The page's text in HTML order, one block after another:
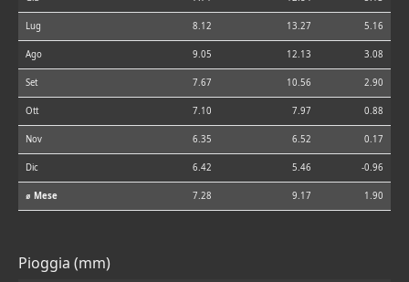
Lug 8.12 13.27 5.16
Ago 9.05 12.13 3.08
Set 7.67 10.56 2.90
Ott 7.10 7.97 0.88
Nov 6.35 6.52 0.17
Dic 6.42 5.46 -0.96
⌀ Mese 7.28 9.17 1.90
Pioggia (mm)